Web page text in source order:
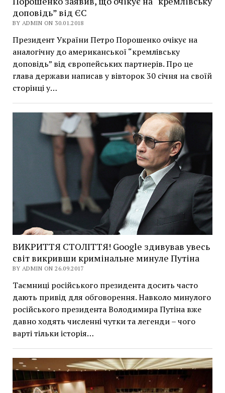
доповідь” від ЄС
BY ADMIN ON 30.01.2018
Президент України Петро Порошенко очікує на
аналогічну до американської “кремлівську
доповідь” від європейських партнерів. Про це
глава держави написав у вівторок 30 січня на своїй
сторінці у…
ВИКРИТТЯ СТОЛІТТЯ! Google здивував увесь
світ викривши кримінальне минуле Путіна
BY ADMIN ON 26.09.2017
Таємниці російського президента досить часто
дають привід для обговорення. Навколо минулого
російського президента Володимира Путіна вже
давно ходять численні чутки та легенди – чого
варті тільки історія…